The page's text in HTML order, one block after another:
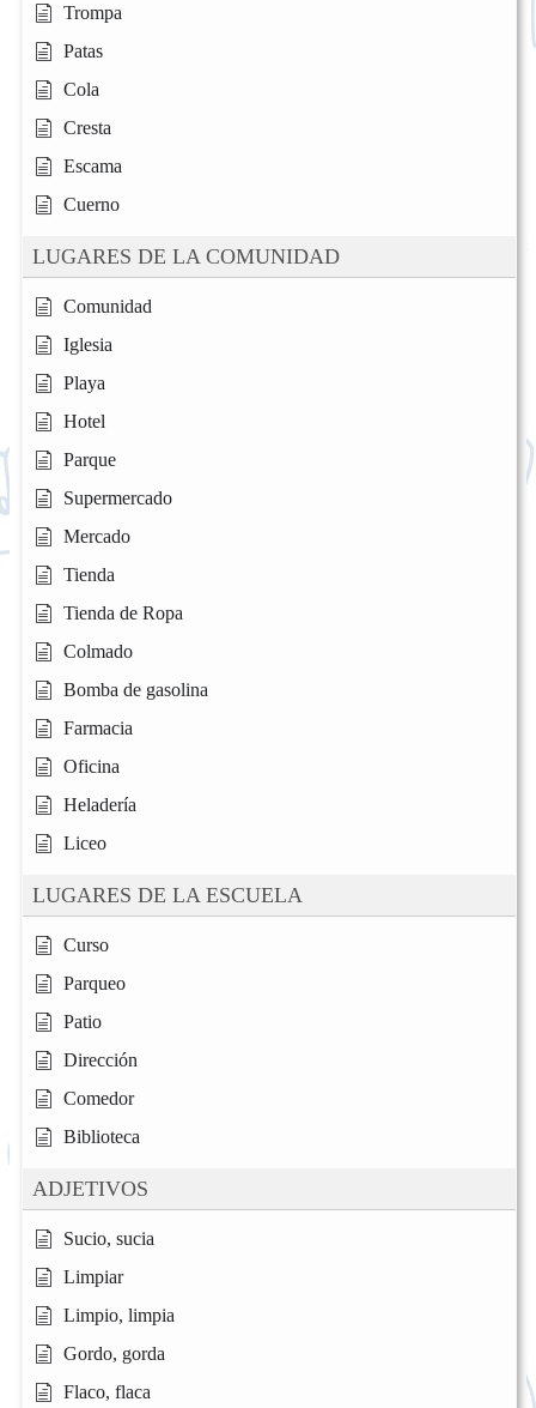
Trompa
Patas
Cola
Cresta
Escama
Cuerno
LUGARES DE LA COMUNIDAD
Comunidad
Iglesia
Playa
Hotel
Parque
Supermercado
Mercado
Tienda
Tienda de Ropa
Colmado
Bomba de gasolina
Farmacia
Oficina
Heladería
Liceo
LUGARES DE LA ESCUELA
Curso
Parqueo
Patio
Dirección
Comedor
Biblioteca
ADJETIVOS
Sucio, sucia
Limpiar
Limpio, limpia
Gordo, gorda
Flaco, flaca